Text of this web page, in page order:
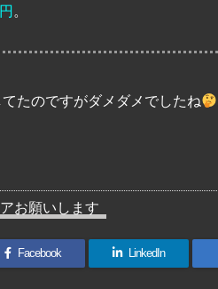
。
たのですがダメダメでしたね
お願いします
Facebook LinkedIn